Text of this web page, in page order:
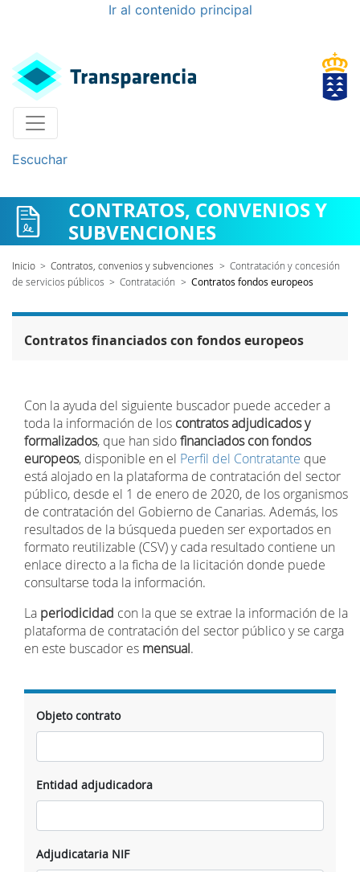
Ir al contenido principal
Escuchar
CONTRATOS, CONVENIOS Y
SUBVENCIONES
Inicio > Contratos, convenios y subvenciones > Contratación y concesión
de servicios públicos > Contratación > Contratos fondos europeos
Contratos financiados con fondos europeos
Con la ayuda del siguiente buscador puede acceder a
toda la información de los contratos adjudicados y
formalizados, que han sidofinanciados con fondos
europeos, disponible en el Perfil del Contratante que
está alojado en la plataforma de contratación del sector
público, desde el 1 de enero de 2020, de los organismos
de contratación del Gobierno de Canarias. Además, los
resultados de la búsqueda pueden ser exportados en
formato reutilizable (CSV) y cada resultado contiene un
enlace directo a la ficha de la licitación donde puede
consultarse toda la información.
La periodicidad con la que se extrae la información de la
plataforma de contratación del sector público y se carga
en este buscador es mensual.
Objeto contrato
Entidad adjudicadora
Adjudicataria NIF